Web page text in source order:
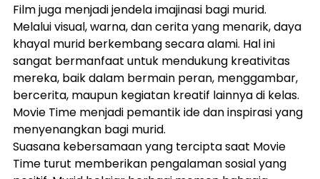
Film juga menjadi jendela imajinasi bagi murid.
Melalui visual, warna, dan cerita yang menarik, daya
khayal murid berkembang secara alami. Hal ini
sangat bermanfaat untuk mendukung kreativitas
mereka, baik dalam bermain peran, menggambar,
bercerita, maupun kegiatan kreatif lainnya di kelas.
Movie Time menjadi pemantik ide dan inspirasi yang
menyenangkan bagi murid.
Suasana kebersamaan yang tercipta saat Movie
Time turut memberikan pengalaman sosial yang